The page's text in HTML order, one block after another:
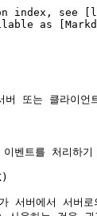
index, see
as
또는 클라이언
트를 처리하
버에서 서버